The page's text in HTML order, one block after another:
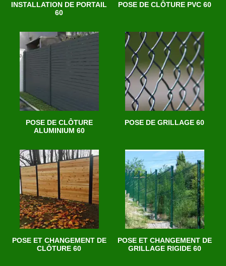
INSTALLATION DE PORTAIL
60
POSE DE CLÔTURE PVC 60
POSE DE CLÔTURE
ALUMINIUM 60
POSE DE GRILLAGE 60
POSE ET CHANGEMENT DE
CLÔTURE 60
POSE ET CHANGEMENT DE
GRILLAGE RIGIDE 60